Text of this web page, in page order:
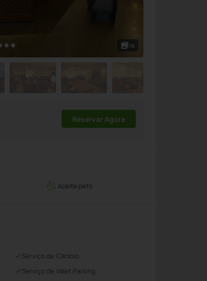
18
Reservar Agora
Aceita pets
Serviço de Câmbio
Serviço de Valet Parking